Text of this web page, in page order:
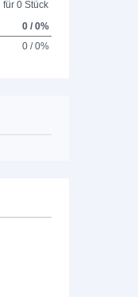
für 0 Stück
0 / 0%
0 / 0%